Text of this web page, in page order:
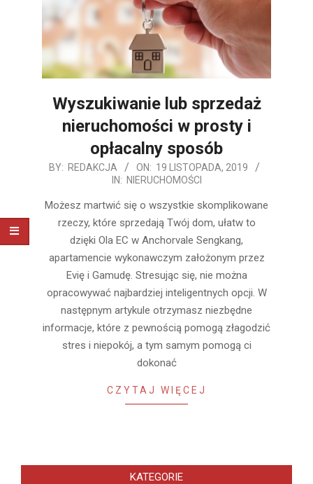
Wyszukiwanie lub sprzedaż
nieruchomości w prosty i
opłacalny sposób
2019-
19
BY: REDAKCJA ON: 19 LISTOPADA, 2019
IN: NIERUCHOMOŚCI
Możesz martwić się o wszystkie skomplikowane
rzeczy, które sprzedają Twój dom, ułatw to
dzięki Ola EC w Anchorvale Sengkang,
apartamencie wykonawczym założonym przez
Evię i Gamudę. Stresując się, nie można
opracowywać najbardziej inteligentnych opcji. W
następnym artykule otrzymasz niezbędne
informacje, które z pewnością pomogą złagodzić
stres i niepokój, a tym samym pomogą ci
dokonać
CZYTAJ WIĘCEJ
KATEGORIE